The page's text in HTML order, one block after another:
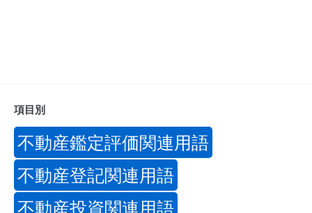
項目別
不動産鑑定評価関連用語
不動産登記関連用語
不動産投資関連用語